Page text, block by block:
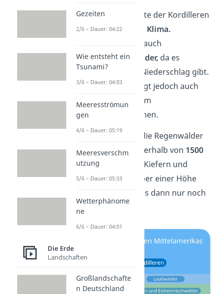
Auf der karibischen Seite der Kordilleren
herrschtfeucht-heißes Klima.
Deswegen gibt es hier auch
immergrüne Regenwälder, da es
hier auch am meisten Niederschlag gibt.
Die Art der Wälder hängt jedoch auch
mit ihrer Höhe über dem
Meeresspiegel zusammen.
800 Meterngehen die Regenwälder
in Bergwälder über, oberhalb von 1500
Meternwachsen noch Kiefern und
Eichenmischwälder. Über einer Höhe
gibt es dann nur noch
Laubwälder.
Gezeiten
2/6 – Dauer: 04:22
Wie entsteht ein
Tsunami?
3/6 – Dauer: 04:03
Meeresströmun
gen
4/6 – Dauer: 05:19
Meeresverschm
utzung
5/6 – Dauer: 05:33
Wetterphänome
ne
6/6 – Dauer: 04:01
Die Erde
Landschaften
Großlandschafte
n Deutschland